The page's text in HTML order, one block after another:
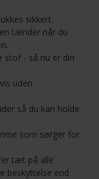
sikkert.
tænder når du
stof - så nu er din
uden
så du kan holde
som sørger for
tæt på alle
beskyttelse end